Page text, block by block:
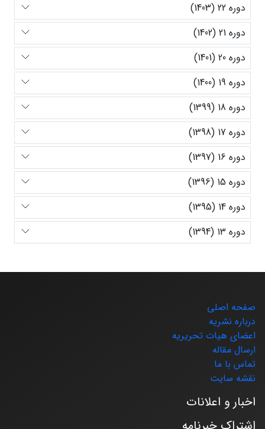
دوره 22 (1403)
دوره 21 (1402)
دوره 20 (1401)
دوره 19 (1400)
دوره 18 (1399)
دوره 17 (1398)
دوره 16 (1397)
دوره 15 (1396)
دوره 14 (1395)
دوره 13 (1394)
صفحه اصلی
درباره نشریه
اعضای هیات تحریریه
ارسال مقاله
تماس با ما
نقشه سایت
اخبار و اعلانات